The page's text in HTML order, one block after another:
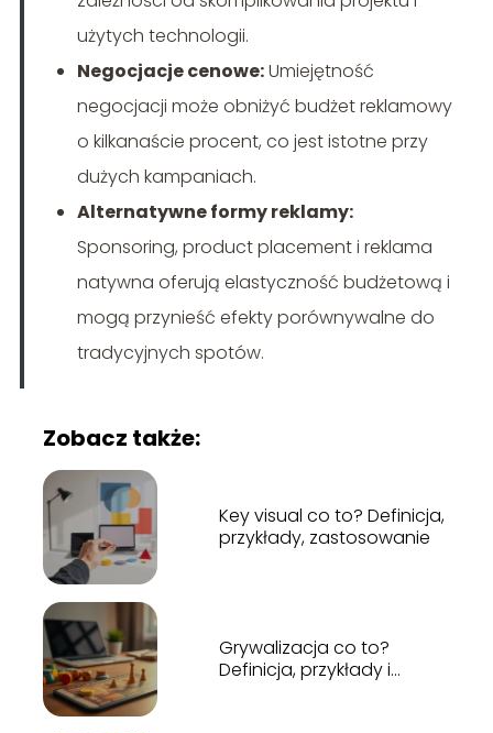
użytych technologii.
Negocjacje cenowe:Umiejętność
negocjacji może obniżyć budżet reklamowy
o kilkanaście procent, co jest istotne przy
dużych kampaniach.
Alternatywne formy reklamy:
Sponsoring, product placement i reklama
natywna oferują elastyczność budżetową i
mogą przynieść efekty porównywalne do
tradycyjnych spotów.
Zobacz także:
Key visual co to? Definicja,
przykłady, zastosowanie
Grywalizacja co to?
Definicja, przykłady i